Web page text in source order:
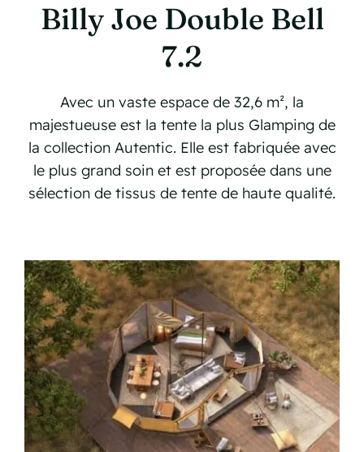
Billy Joe Double Bell
7.2
Avec un vaste espace de 32,6 m², la
majestueuse est la tente la plus Glamping de
la collection Autentic. Elle est fabriquée avec
le plus grand soin et est proposée dans une
sélection de tissus de tente de haute qualité.